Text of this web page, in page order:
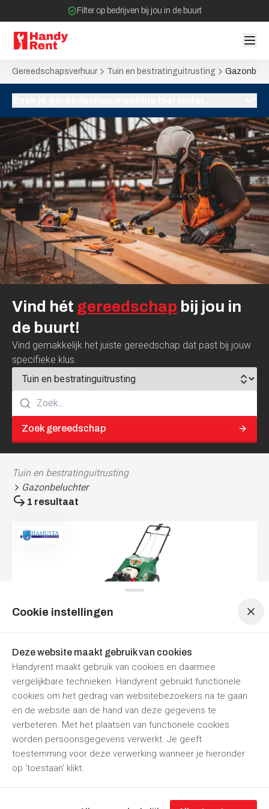
Filter op bedrijven bij jou in de buurt
Geen tussenpartijen bij verhuurovereenkomst
Gereedschapsverhuur Tuin en bestratinguitrusting
Vind hét gereedschap bij jou in
de buurt!
Vind gemakkelijk het juiste gereedschap dat past bij jouw
specifieke klus.
Zoek gereedschap
Tuin en bestratinguitrusting
Gazonbeluchter
€ 84,70€ 254,10
Prijzen zijn inclusief 21% BTW
Nu reserveren
Hamusta Verhuur Punthorst Morgen gesloten
Cookie instellingen
Deze website maakt gebruik van cookies
Handyrent maakt gebruik van cookies en daarmee
vergelijkbare technieken. Handyrent gebruikt functionele
cookies om het gedrag van websitebezoekers na te gaan
en de website aan de hand van deze gegevens te
verbeteren. Met het plaatsen van functionele cookies
worden persoonsgegevens verwerkt. Je geeft
toestemming voor deze verwerking wanneer je hieronder
op 'toestaan' klikt.